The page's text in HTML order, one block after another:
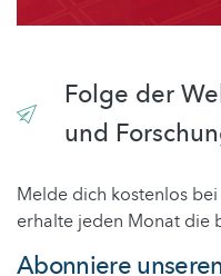
Folge der
und
Melde dich kostenlos
erhalte jeden Monat die
Abonniere